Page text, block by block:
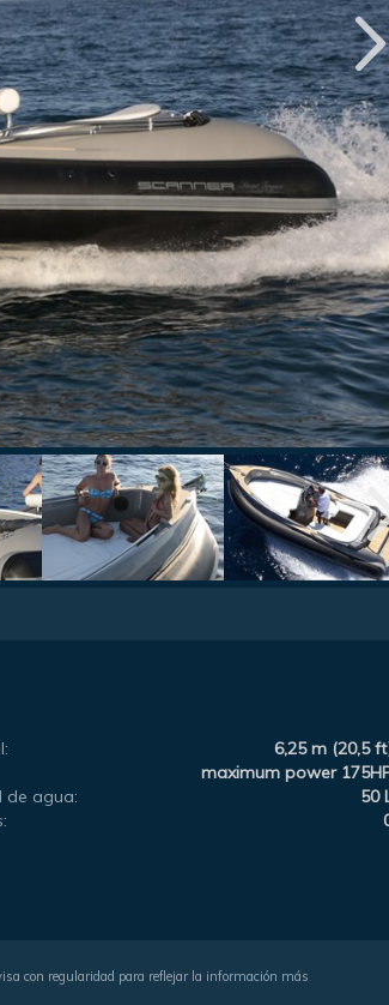
6,25 m (20,5
maximum power
de agua:
50
con regularidad para reflejar la información más